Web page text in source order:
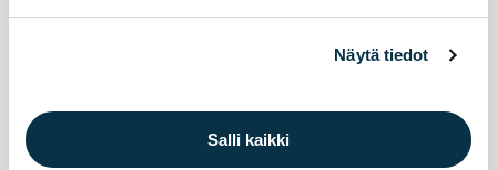
Näytä tiedot
Salli kaikki
Elä­ke­läis­ten ui­ma­hal­li­kul­je­tuk­set